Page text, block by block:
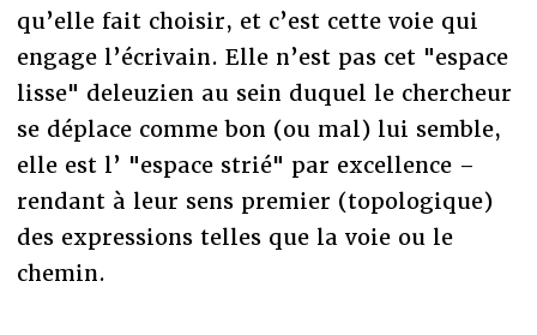
qu’elle fait choisir, et c’est cette voie qui
engage l’écrivain. Elle n’est pas cet "espace
lisse" deleuzien au sein duquel le chercheur
se déplace comme bon (ou mal) lui semble,
elle est l’ "espace strié" par excellence –
rendant à leur sens premier (topologique)
des expressions telles que la voie ou le
chemin.